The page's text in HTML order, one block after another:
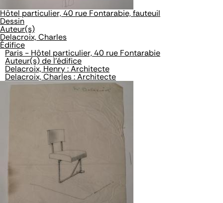
Hôtel particulier, 40 rue Fontarabie, fauteuil
Dessin
Auteur(s)
Delacroix, Charles
Édifice
Paris - Hôtel particulier, 40 rue Fontarabie
Auteur(s) de l'édifice
Delacroix, Henry : Architecte
Delacroix, Charles : Architecte